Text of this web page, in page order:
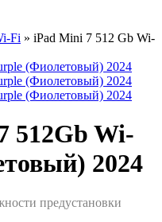
Fi » iPad Mini 7 512 Gb Wi-
512Gb Wi-
2024
предустановки